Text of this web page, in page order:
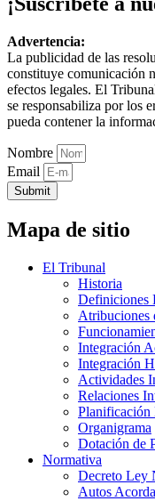
Advertencia:
La publicidad de las
constituye comunicación
efectos legales. El
se responsabiliza por los
pueda contener la
Nombre
Email
Submit
Mapa de sitio
El Tribunal
Historia
Definiciones
Integración
Integración
Actividades
Relaciones
Planificación
Organigrama
Dotación de
Normativa
Decreto Ley
Autos